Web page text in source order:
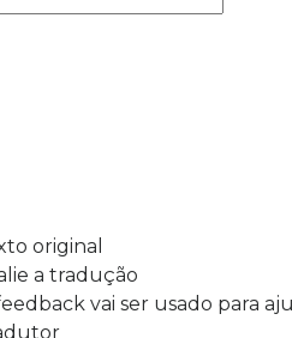
original
a tradução
vai ser usado para